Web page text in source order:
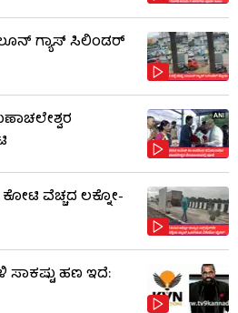
ಗ್ಯಾಸ್ ಸಿಲಿಂಡರ್
ಕೋಟಿ ವೆಚ್ಚದ ಲಕ್ನೋ-
ಸಾಕಷ್ಟು ಹಣ ಇದೆ: